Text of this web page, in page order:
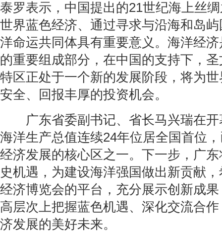
泰罗表示，中国提出的21世纪海上丝
世界蓝色经济、通过寻求与沿海和岛
洋命运共同体具有重要意义。海洋经
的重要组成部分，在中国的支持下，
特区正处于一个新的发展阶段，将为
安全、回报丰厚的投资机会。
广东省委副书记、省长马兴瑞在开
海洋生产总值连续24年位居全国首位
经济发展的核心区之一。下一步，广
史机遇，为建设海洋强国做出新贡献
经济博览会的平台，充分展示创新成
高层次上把握蓝色机遇、深化交流合
济发展的美好未来。